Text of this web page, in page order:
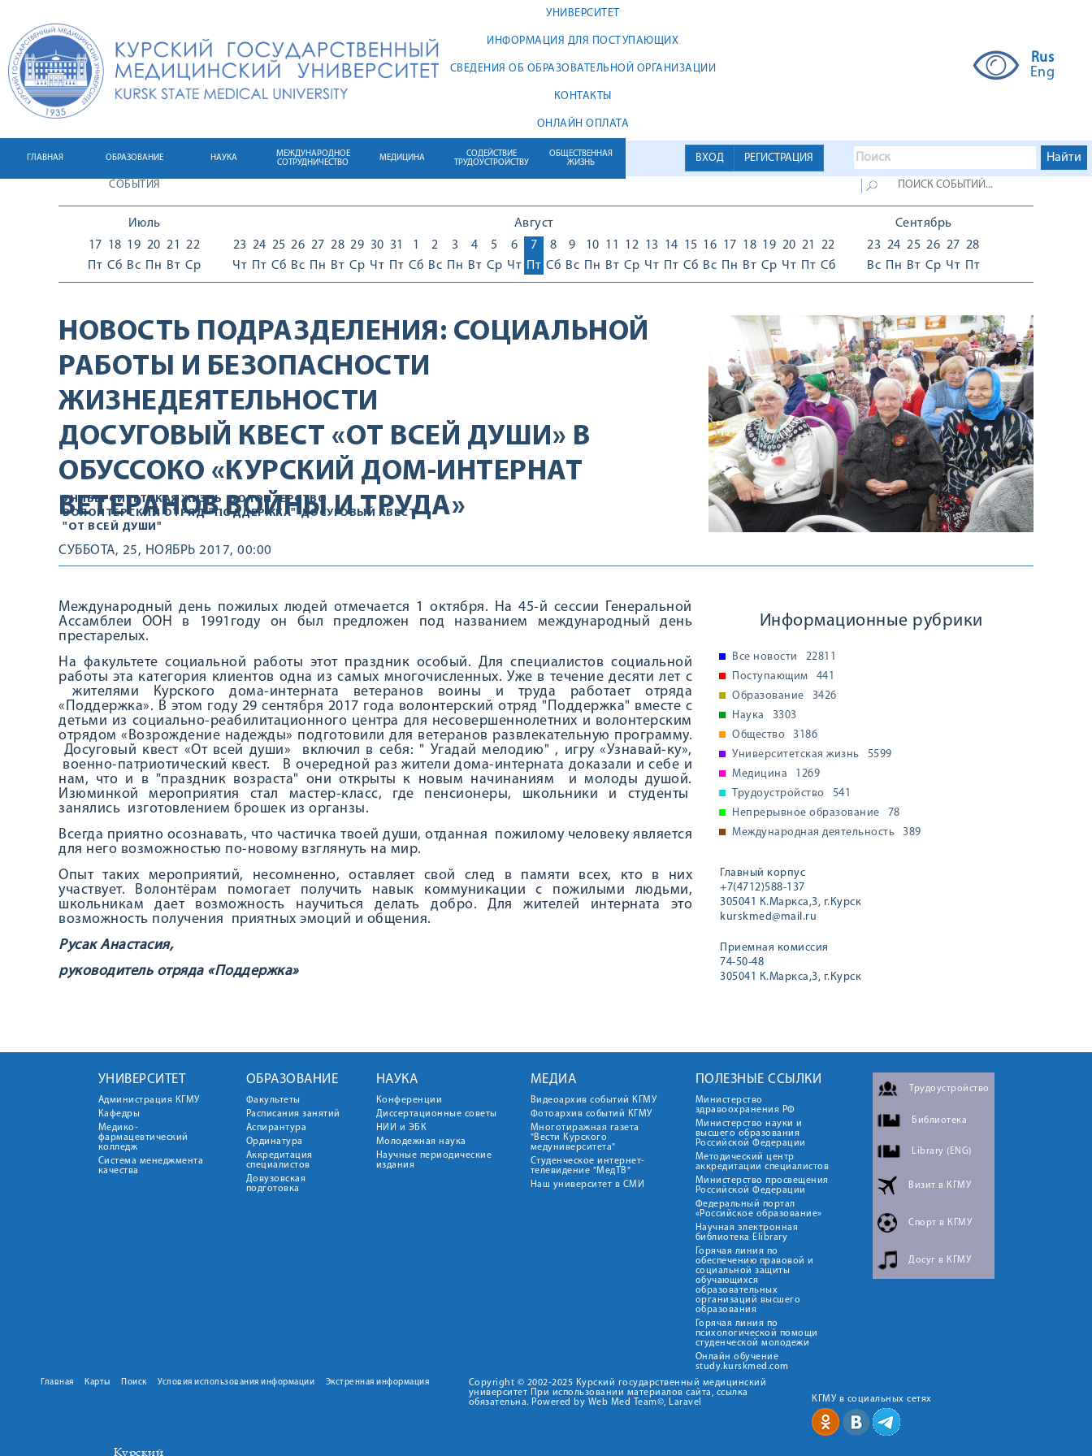
УНИВЕРСИТЕТ
ИНФОРМАЦИЯ ДЛЯ ПОСТУПАЮЩИХ
СВЕДЕНИЯ ОБ ОБРАЗОВАТЕЛЬНОЙ ОРГАНИЗАЦИИ
КОНТАКТЫ
ОНЛАЙН ОПЛАТА
Rus
Eng
ВХОД РЕГИСТРАЦИЯ
ГЛАВНАЯ ОБРАЗОВАНИЕ НАУКА
МЕЖДУНАРОДНОЕ
СОТРУДНИЧЕСТВО
МЕДИЦИНА
СОДЕЙСТВИЕ
ТРУДОУСТРОЙСТВУ
ОБЩЕСТВЕННАЯ
ЖИЗНЬ
СОБЫТИЯ
Июль
17
Пт
18
Сб
19
Вс
20
Пн
21
Вт
22
Ср
Август
23
Чт
24
Пт
25
Сб
26
Вс
27
Пн
28
Вт
29
Ср
30
Чт
31
Пт
1
Сб
2
Вс
3
Пн
4
Вт
5
Ср
6
Чт
7
Пт
8
Сб
9
Вс
10
Пн
11
Вт
12
Ср
13
Чт
14
Пт
15
Сб
16
Вс
17
Пн
18
Вт
19
Ср
20
Чт
21
Пт
22
Сб
Сентябрь
23
Вс
24
Пн
25
Вт
26
Ср
27
Чт
28
Пт
НОВОСТЬ ПОДРАЗДЕЛЕНИЯ: СОЦИАЛЬНОЙ
РАБОТЫ И БЕЗОПАСНОСТИ
ЖИЗНЕДЕЯТЕЛЬНОСТИ
ДОСУГОВЫЙ КВЕСТ «ОТ ВСЕЙ ДУШИ» В
ОБУССОКО «КУРСКИЙ ДОМ-ИНТЕРНАТ
ВЕТЕРАНОВ ВОЙНЫ И ТРУДА»
УНИВЕРСИТЕТСКАЯ ЖИЗНЬ
ВОЛОНТЕРСТВО
ВОЛОНТЕРСКИЙ ОТРЯД "ПОДДЕРЖКА" ДОСУГОВЫЙ КВЕСТ
"ОТ ВСЕЙ ДУШИ"
СУББОТА, 25, НОЯБРЬ 2017, 00:00
Международный день пожилых людей отмечается 1 октября. На 45-й сессии Генеральной
Ассамблеи ООН в 1991году он был предложен под названием международный день
престарелых.
На факультете социальной работы этот праздник особый. Для специалистов социальной
работы эта категория клиентов одна из самых многочисленных. Уже в течение десяти лет с
жителями Курского дома-интерната ветеранов воины и труда работает отряда
«Поддержка». В этом году 29 сентября 2017 года волонтерский отряд "Поддержка" вместе с
детьми из социально-реабилитационного центра для несовершеннолетних и волонтерским
отрядом «Возрождение надежды» подготовили для ветеранов развлекательную программу.
Досуговый квест «От всей души» включил в себя: " Угадай мелодию" , игру «Узнавай-ку»,
военно-патриотический квест. В очередной раз жители дома-интерната доказали и себе и
нам, что и в "праздник возраста" они открыты к новым начинаниям и молоды душой.
Изюминкой мероприятия стал мастер-класс, где пенсионеры, школьники и студенты
занялись изготовлением брошек из органзы.
Всегда приятно осознавать, что частичка твоей души, отданная пожилому человеку является
для него возможностью по-новому взглянуть на мир.
Опыт таких мероприятий, несомненно, оставляет свой след в памяти всех, кто в них
участвует. Волонтёрам помогает получить навык коммуникации с пожилыми людьми,
школьникам дает возможность научиться делать добро. Для жителей интерната это
возможность получения приятных эмоций и общения.
Русак Анастасия,
руководитель отряда «Поддержка»
Информационные рубрики
Все новости
22811
Поступающим
441
Образование
3426
Наука
3303
Общество
3186
Университетская жизнь
5599
Медицина
1269
Трудоустройство
541
Непрерывное образование
78
Международная деятельность
389
Главный корпус
+7(4712)588-137
305041 К.Маркса,3, г.Курск
kurskmed@mail.ru
Приемная комиссия
74-50-48
305041 К.Маркса,3, г.Курск
УНИВЕРСИТЕТ
Администрация КГМУ
Кафедры
Медико-
фармацевтический
колледж
Система менеджмента
качества
ОБРАЗОВАНИЕ
Факультеты
Расписания занятий
Аспирантура
Ординатура
Аккредитация
специалистов
Довузовская
подготовка
НАУКА
Конференции
Диссертационные советы
НИИ и ЭБК
Молодежная наука
Научные периодические
издания
МЕДИА
Видеоархив событий КГМУ
Фотоархив событий КГМУ
Многотиражная газета
"Вести Курского
медуниверситета"
Студенческое интернет-
телевидение "МедТВ"
Наш университет в СМИ
ПОЛЕЗНЫЕ ССЫЛКИ
Министерство
здравоохранения РФ
Министерство науки и
высшего образования
Российской Федерации
Методический центр
аккредитации специалистов
Министерство просвещения
Российской Федерации
Федеральный портал
«Российское образование»
Научная электронная
библиотека Elibrary
Горячая линия по
обеспечению правовой и
социальной защиты
обучающихся
образовательных
организаций высшего
образования
Горячая линия по
психологической помощи
студенческой молодежи
Онлайн обучение
study.kurskmed.com
Трудоустройство
Библиотека
Library (ENG)
Визит в КГМУ
Спорт в КГМУ
Досуг в КГМУ
Главная Карты Поиск Условия использования информации Экстренная информация
Copyright © 2002-2025 Курский государственный медицинский
университет При использовании материалов сайта, ссылка
обязательна. Powered by Web Med Team©, Laravel
КГМУ в социальных сетях
Курский